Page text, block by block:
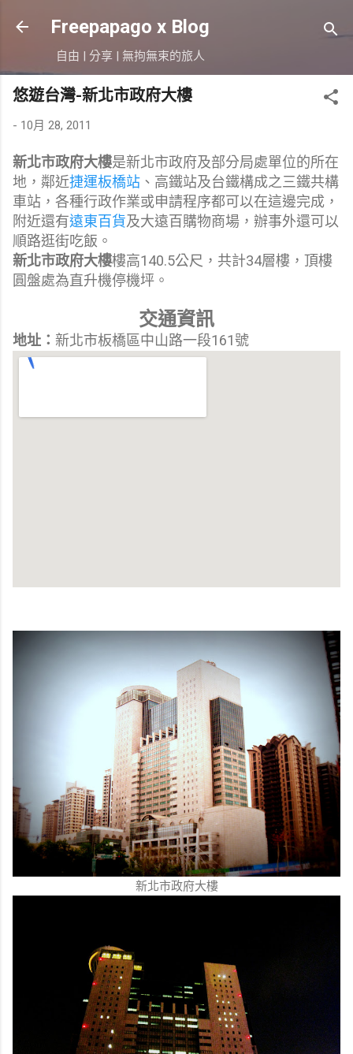
跳到主要內容
Freepapago x Blog
自由 | 分享 | 無拘無束的旅人
悠遊台灣-新北市政府大樓
- 10月 28, 2011
新北市政府大樓是新北市政府及部分局處單位的所在
地，鄰近捷運板橋站 、高鐵站及台鐵構成之三鐵共構
車站，各種行政作業或申請程序都可以在這邊完成，
附近還有遠東百貨及大遠百購物商場，辦事外還可以
順路逛街吃飯 。
新北市政府大樓樓高140.5公尺，共計34層樓，頂樓
圓盤處為直升機停機坪。
交通資訊
地址： 新北市板橋區中山路一段161號
新北市政府大樓